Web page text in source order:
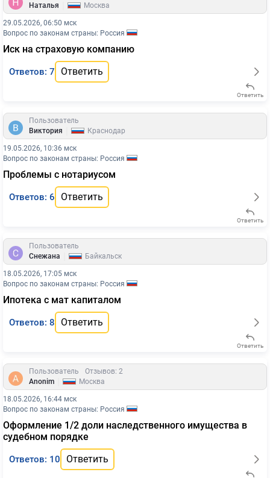
Наталья
Москва
29.05.2026, 06:50 мск
Вопрос по законам страны: Россия
Иск на страховую компанию
Ответов: 7 Ответить
Ответить
Пользователь
Виктория
Краснодар
19.05.2026, 10:36 мск
Вопрос по законам страны: Россия
Проблемы с нотариусом
Ответов: 6 Ответить
Ответить
Пользователь
Снежана
Байкальск
18.05.2026, 17:05 мск
Вопрос по законам страны: Россия
Ипотека с мат капиталом
Ответов: 8 Ответить
Ответить
Пользователь
Отзывов: 2
Anonim
Москва
18.05.2026, 16:44 мск
Вопрос по законам страны: Россия
Оформление 1/2 доли наследственного имущества в
судебном порядке
Ответов: 10 Ответить